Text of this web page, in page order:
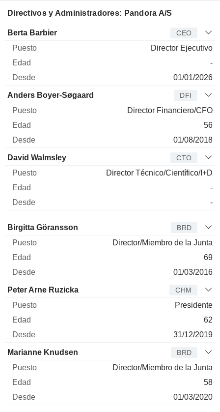
Directivos y Administradores: Pandora A/S
Director Puesto
Berta Barbier CEO
Director Ejecutivo
-
01/01/2026
Anders Boyer-Søgaard DFI
Director Financiero/CFO
56
01/08/2018
David Walmsley CTO
Director Técnico/Científico/I+D
-
-
Administrador Puesto
Birgitta Göransson BRD
Director/Miembro de la Junta
69
01/03/2016
Peter Arne Ruzicka CHM
Presidente
62
31/12/2019
Marianne Knudsen BRD
Director/Miembro de la Junta
58
01/03/2020